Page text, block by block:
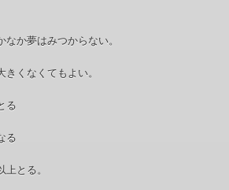
なか夢はみつからない。
くなくてもよい。
る
る
上とる。